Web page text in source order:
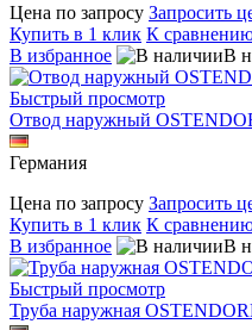
Цена по запросу Запросить
Купить в 1 клик К
В избранное
В
Быстрый просмотр
Отвод наружный
Германия
Цена по запросу Запросить
Купить в 1 клик К
В избранное
В
Быстрый просмотр
Труба наружная